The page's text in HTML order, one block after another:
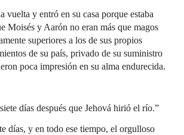
vuelta y entró en su casa porque estaba
Moisés y Aarón no eran más que magos
superiores a los de sus propios
de su país, privado de su suministro
poca impresión en su alma endurecida.
días después que Jehová hirió el río.”
días, y en todo ese tiempo, el orgulloso